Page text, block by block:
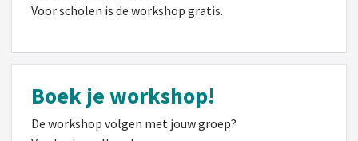
Voor scholen is de workshop gratis.
Boek je workshop!
De workshop volgen met jouw groep?